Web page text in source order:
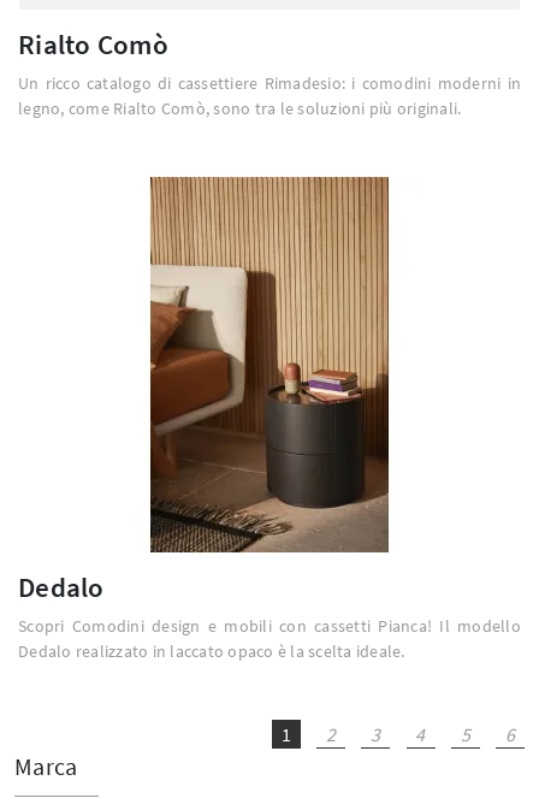
Rialto Comò
Un ricco catalogo di cassettiere Rimadesio: i comodini moderni in
legno, come Rialto Comò, sono tra le soluzioni più originali.
Dedalo
Scopri Comodini design e mobili con cassetti Pianca! Il modello
Dedalo realizzato in laccato opaco è la scelta ideale.
1 2 3 4 5 6
Marca